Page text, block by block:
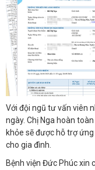
Với đội ngũ tư vấn viên
ngày. Chị Nga hoàn
khỏe sẽ được hỗ trợ
cho gia đình.
Bệnh viện Đức Phúc xin